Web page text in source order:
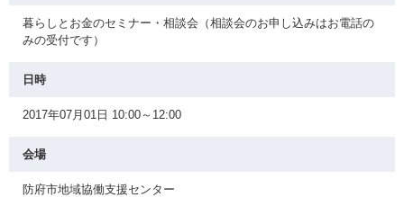
暮らしとお金のセミナー・相談会（相談会のお申し込みはお電話の
みの受付です）
日時
2017年07月01日 10:00～12:00
会場
防府市地域協働支援センター